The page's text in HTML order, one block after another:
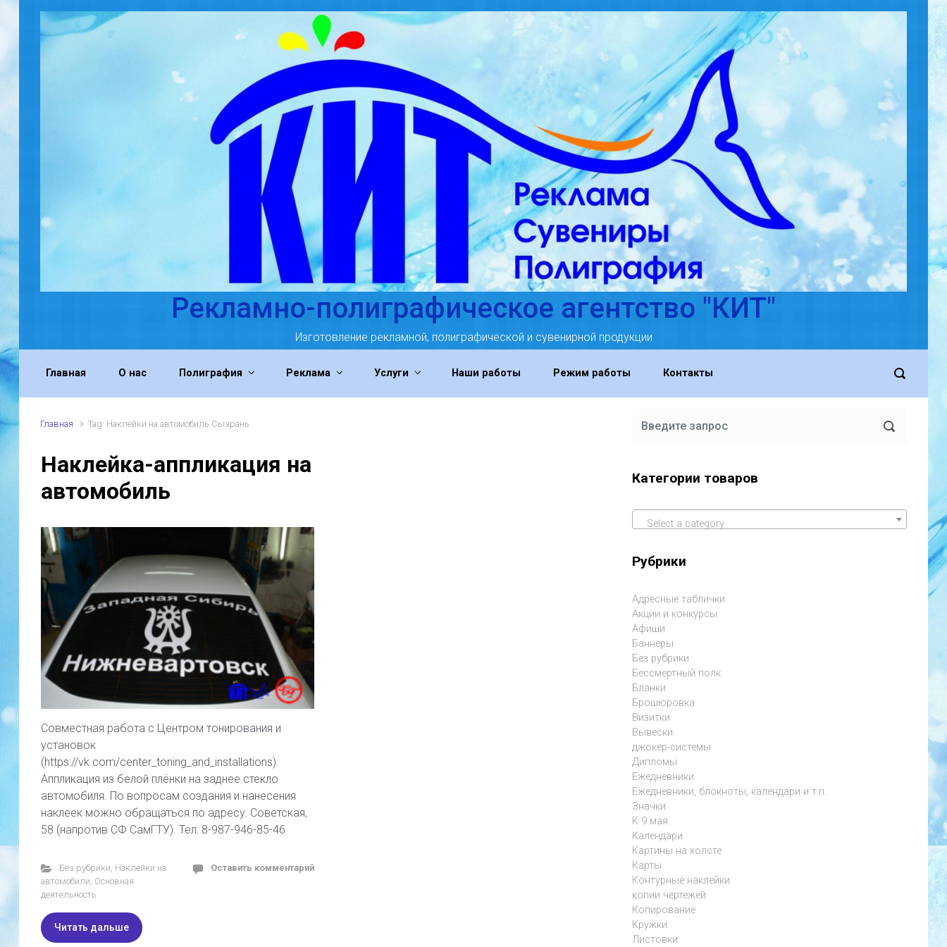
Skip to main content
Рекламно-полиграфическое агентство "КИТ"
Изготовление рекламной, полиграфической и сувенирной продукции
Главная О нас Полиграфия Реклама Услуги Наши работы Режим работы Контакты
Главная Tag: Наклейки на автомобиль Сызрань
Наклейка-аппликация на
автомобиль
Совместная работа с Центром тонирования и
установок
(https://vk.com/center_toning_and_installations).
Аппликация из белой плёнки на заднее стекло
автомобиля. По вопросам создания и нанесения
наклеек можно обращаться по адресу: Советская,
58 (напротив СФ СамГТУ). Тел: 8-987-946-85-46
Без рубрики, Наклейки на
автомобили, Основная
деятельность
Оставить комментарий
Читать дальше
Категории товаров
Select a category
Рубрики
Адресные таблички
Акции и конкурсы
Афиши
Баннеры
Без рубрики
Бессмертный полк
Бланки
Брошюровка
Визитки
Вывески
джокер-системы
Дипломы
Ежедневники
Ежедневники, блокноты, календари и т.п.
Значки
К 9 мая
Календари
Картины на холсте
Карты
Контурные наклейки
копии чертежей
Копирование
Кружки
Листовки